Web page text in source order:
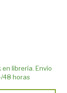
en librería. Envío
48 horas